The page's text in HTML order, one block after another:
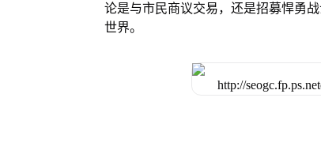
论是与市民商议交易，还是招募悍勇
世界。